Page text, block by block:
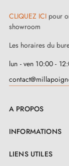
CLIQUEZ ICI pour
showroom
Les horaires du
lun - ven 10:00 -
A PROPOS
INFORMATIONS
LIENS UTILES